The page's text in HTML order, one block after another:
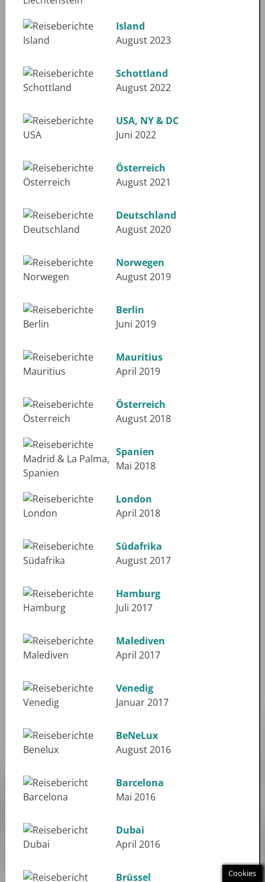
Island
August 2023
Schottland
August 2022
USA, NY & DC
Juni 2022
Österreich
August 2021
Deutschland
August 2020
Norwegen
August 2019
Berlin
Juni 2019
Mauritius
April 2019
Österreich
August 2018
Spanien
Mai 2018
London
April 2018
Südafrika
August 2017
Hamburg
Juli 2017
Malediven
April 2017
Venedig
Januar 2017
BeNeLux
August 2016
Barcelona
Mai 2016
Dubai
April 2016
Brüssel Cookies